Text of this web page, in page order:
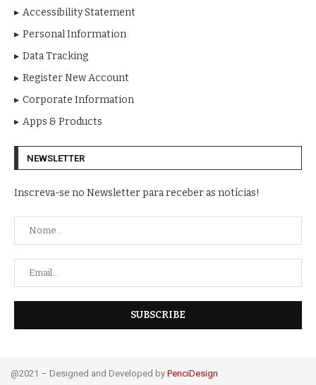
Accessibility Statement
Personal Information
Data Tracking
Register New Account
Corporate Information
Apps & Products
NEWSLETTER
Inscreva-se no Newsletter para receber as notícias!
@2021 – Designed and Developed by PenciDesign